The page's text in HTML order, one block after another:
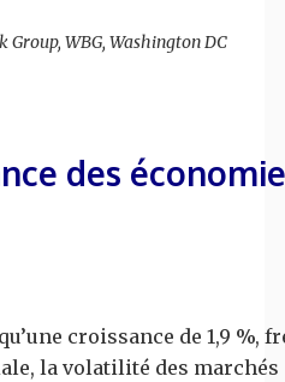
Group, WBG, Washington DC
des
croissance de 1,9 %,
la volatilité des marchés